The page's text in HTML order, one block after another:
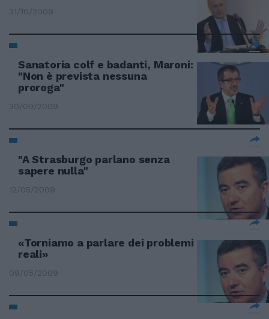
31/10/2009
Sanatoria colf e badanti, Maroni:
"Non è prevista nessuna
proroga"
30/09/2009
"A Strasburgo parlano senza
sapere nulla"
12/05/2009
«Torniamo a parlare dei problemi
reali»
09/05/2009